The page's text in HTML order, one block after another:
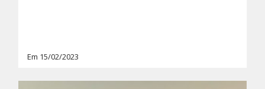
Em 15/02/2023